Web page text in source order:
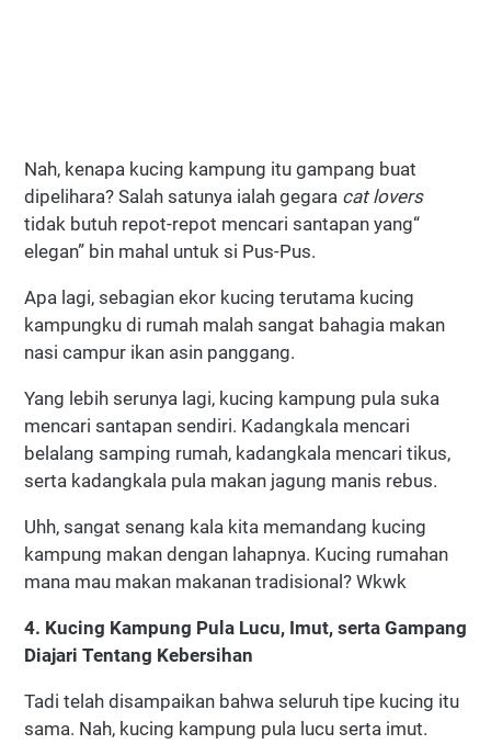
Nah, kenapa kucing kampung itu gampang buat
dipelihara? Salah satunya ialah gegara cat lovers
tidak butuh repot-repot mencari santapan yang“
elegan” bin mahal untuk si Pus-Pus.
Apa lagi, sebagian ekor kucing terutama kucing
kampungku di rumah malah sangat bahagia makan
nasi campur ikan asin panggang.
Yang lebih serunya lagi, kucing kampung pula suka
mencari santapan sendiri. Kadangkala mencari
belalang samping rumah, kadangkala mencari tikus,
serta kadangkala pula makan jagung manis rebus.
Uhh, sangat senang kala kita memandang kucing
kampung makan dengan lahapnya. Kucing rumahan
mana mau makan makanan tradisional? Wkwk
4. Kucing Kampung Pula Lucu, Imut, serta Gampang
Diajari Tentang Kebersihan
Tadi telah disampaikan bahwa seluruh tipe kucing itu
sama. Nah, kucing kampung pula lucu serta imut.